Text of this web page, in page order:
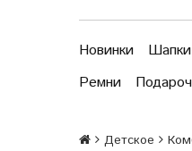
Новинки
Ремни
Детское